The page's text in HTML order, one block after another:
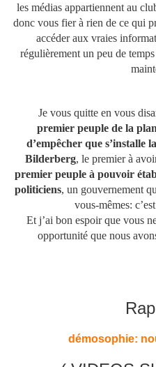
les médias appartiennent au
donc vous fier à rien de ce qui
accéder aux vraies
régulièrement un peu de
Je vous quitte en vous
premier peuple de la
d’empêcher que s’installe
Bilderberg, le premier à
premier peuple à pouvoir
politiciens, un gouvernement
vous-mêmes:
Et j’ai bon espoir que vous ne
opportunité que nous
démosophie: